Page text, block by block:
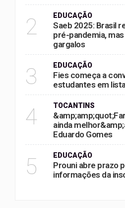
2 EDUCAÇÃO
Saeb 2025: Brasil
pré-pandemia,
gargalos
3 EDUCAÇÃO
Fies começa a
estudantes em
4 TOCANTINS
ainda
Eduardo Gomes
5 EDUCAÇÃO
Prouni abre prazo
informações da